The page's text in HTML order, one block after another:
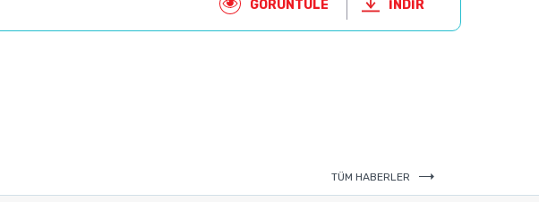
GÖRÜNTÜLE İNDİR
TÜM HABERLER